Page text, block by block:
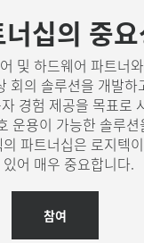
십의 중요
및 하드웨어 파트너
회의 솔루션을 개발하
경험 제공을 목표로
운용이 가능한 솔루션
파트너십은 로지텍
있어 매우 중요합니다.
참여